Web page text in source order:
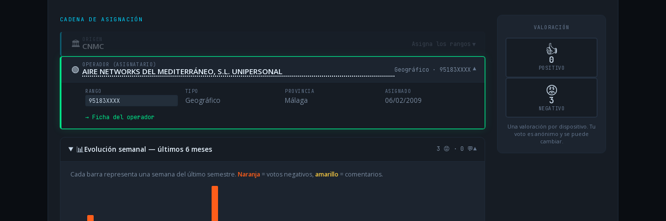
CADENA DE ASIGNACIÓN
🏛 ORIGEN
CNMC Asigna los rangos ▾
🟢 OPERADOR (ASIGNATARIO)
AIRE NETWORKS DEL MEDITERRÁNEO, S.L. UNIPERSONAL Geográfico · 95183XXXX ▾
RANGO
95183XXXX
TIPO
Geográfico
PROVINCIA
Málaga
ASIGNADO
06/02/2009
→ Ficha del operador
📊Evolución semanal — últimos 6 meses 3 😡 · 0 💬▾
Cada barra representa una semana del último semestre. Naranja= votos negativos, amarillo = comentarios.
VALORACIÓN
👍
0
POSITIVO
😡
3
NEGATIVO
Una valoración por dispositivo. Tu
voto es anónimo y se puede
cambiar.